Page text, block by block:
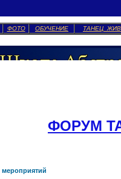
ФОТО ОБУЧЕНИЕ ТАНЕЦ
ФОРУМ